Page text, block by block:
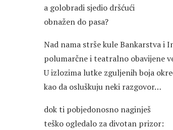
a golobradi sjedio dršćući
obnažen do pasa?
Nad nama strše kule Bankarstva i
polumarčne i teatralno obavijene
U izlozima lutke zguljenih boja
kao da osluškuju neki razgovor…
dok ti pobjedonosno naginješ
teško ogledalo za divotan prizor: